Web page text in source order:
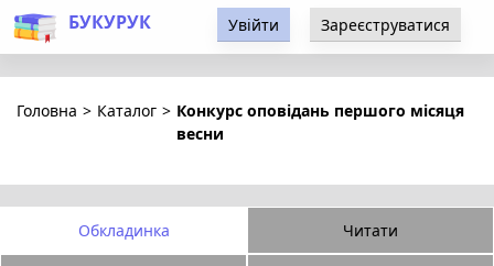
БУКУРУК Увійти Зареєструватися
Головна > Каталог > Конкурс оповідань першого місяця
весни
Обкладинка Читати